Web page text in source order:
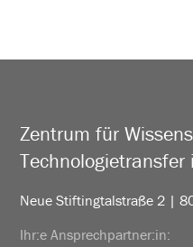
Zentrum für
Technologietransfer
Neue Stiftingtalstraße 2 |
Ihr:e Ansprechpartner:in: